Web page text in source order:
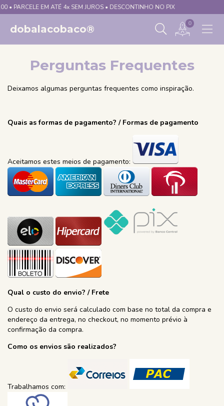
PARCELE EM ATÉ 4x SEM JUROS • DESCONTINHO NO PIX
dobalacobaco® 0
Perguntas Frequentes
Deixamos algumas perguntas frequentes como inspiração.
Quais as formas de pagamento? / Formas de pagamento
Aceitamos estes meios de pagamento:
Qual o custo do envio? / Frete
O custo do envio será calculado com base no total da compra e
endereço da entrega, no checkout, no momento prévio à
confirmação da compra.
Como os envios são realizados?
Trabalhamos com: